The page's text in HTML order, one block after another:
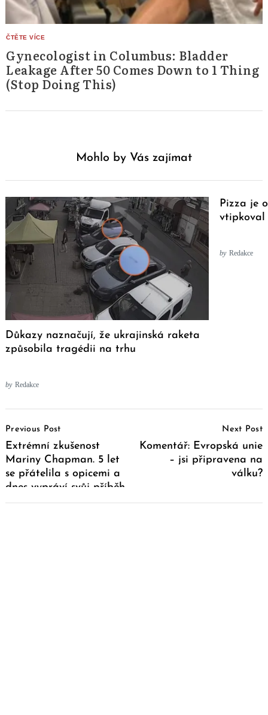
Gynecologist in Columbus: Bladder
Leakage After 50 Comes Down to 1 Thing
(Stop Doing This)
Mohlo by Vás zajímat
Důkazy naznačují, že ukrajinská raketa
způsobila tragédii na trhu
by Redakce
Pizza je
vtipkoval
by Redakce
Navigation
Previous Post
Extrémní zkušenost
Mariny Chapman. 5 let
se přátelila s opicemi a
dnes vypráví svůj příběh
Next Post
Komentář: Evropská unie
– jsi připravena na
válku?